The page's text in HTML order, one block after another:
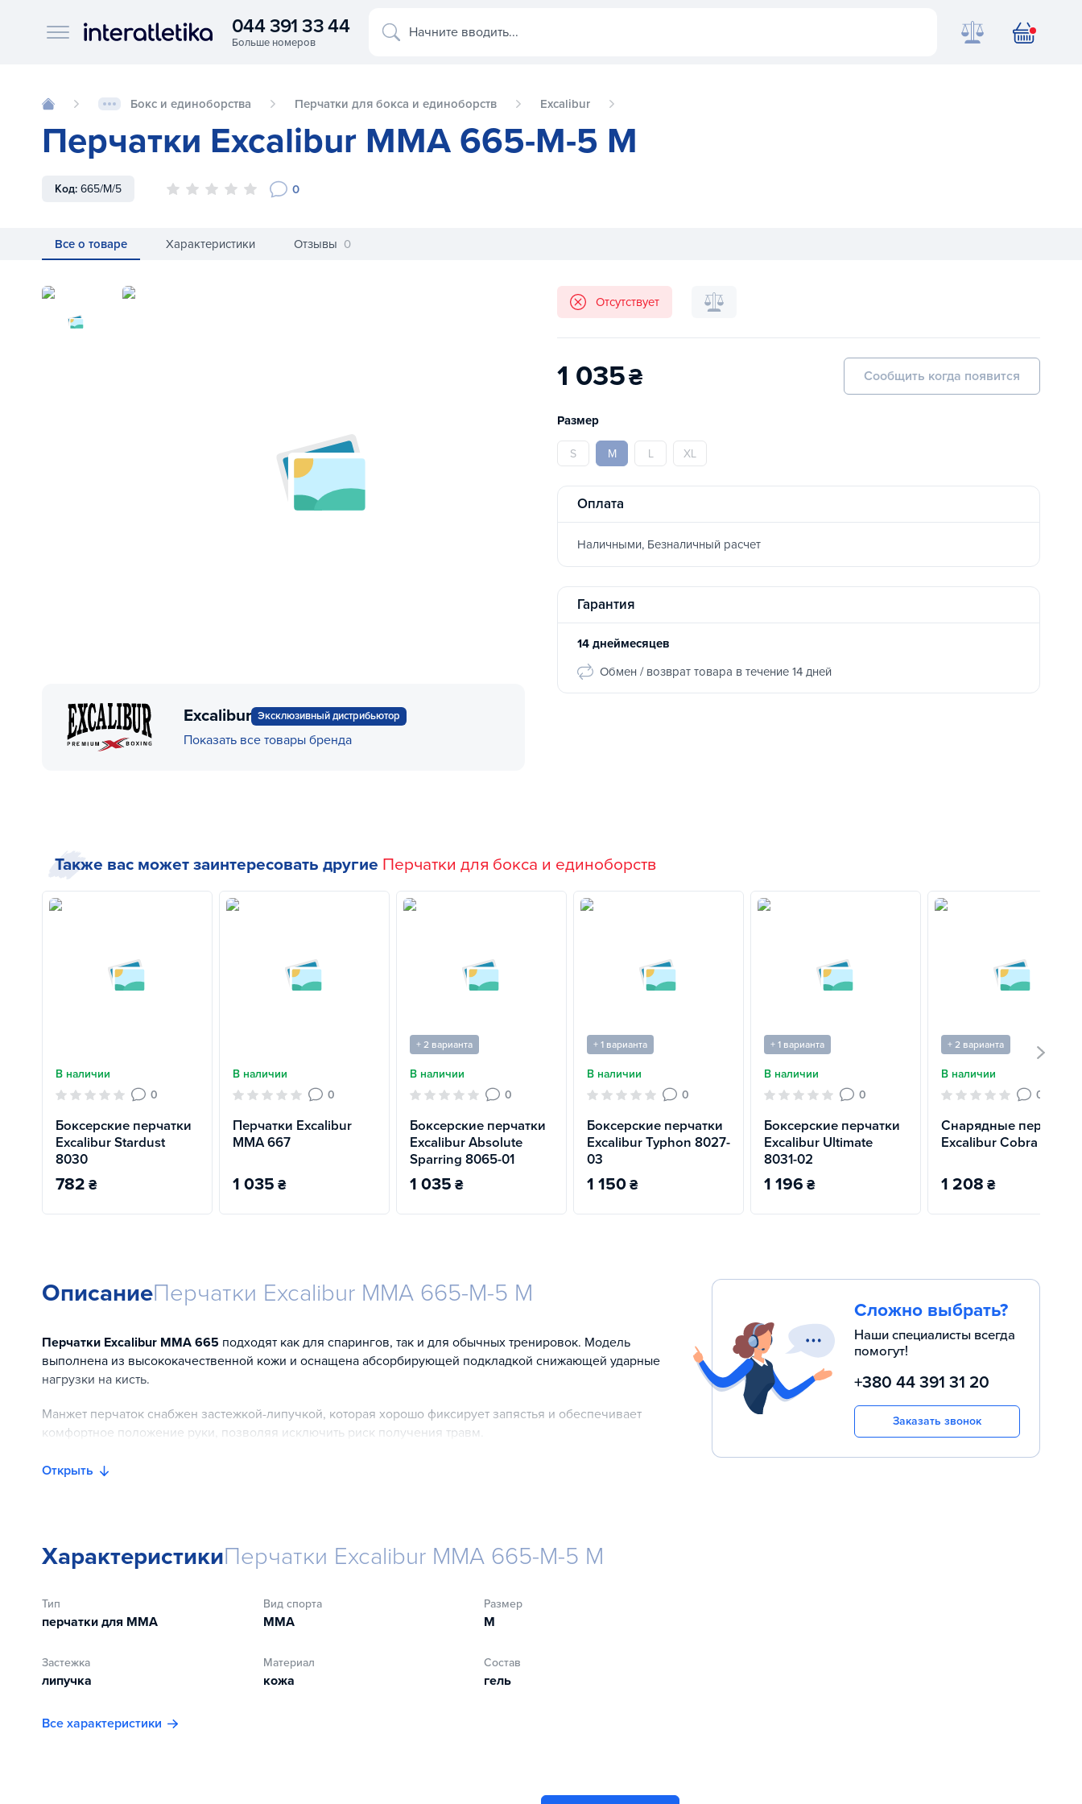
Interatletika logo
044 391 33 44 Начните вводить...
Бокс и единоборства Перчатки для бокса и единоборств Excalibur
Перчатки Excalibur MMA 665-M-5 M
Код: 665/M/5 0
Все о товаре Характеристики Отзывы 0
Перчатки Excalibur MMA 665-M-5 M
Excalibur Эксклюзивный дистрибьютор
Показать все товары бренда
Отсутствует
1 035₴ Сообщить когда появится
Размер
S M L XL
Оплата
Наличными, Безналичный расчет
Гарантия
14 днеймесяцев
Обмен / возврат товара в течение 14 дней
Также вас может заинтересовать другие Перчатки для бокса и единоборств
В наличии
0
Боксерские перчатки
Excalibur Stardust
8030
782 ₴
В наличии
0
Перчатки Excalibur
MMA 667
1 035 ₴
+ 2 варианта
В наличии
0
Боксерские перчатки
Excalibur Absolute
Sparring 8065-01
1 035 ₴
+ 1 варианта
В наличии
0
Боксерские перчатки
Excalibur Typhon 8027-
03
1 150₴
+ 1 варианта
В наличии
0
Боксерские перчатки
Excalibur Ultimate
8031-02
1 196 ₴
+ 2 варианта
В наличии
0
Снарядные перчатки
Excalibur Cobra 682
1 208 ₴
ОписаниеПерчатки Excalibur MMA 665-M-5 M
Перчатки Excalibur MMA 665 подходят как для спарингов, так и для обычных тренировок. Модель
выполнена из высококачественной кожи и оснащена абсорбирующей подкладкой снижающей ударные
нагрузки на кисть.
Манжет перчаток снабжен застежкой-липучкой, которая хорошо фиксирует запястья и обеспечивает
комфортное положение руки, позволяя исключить риск получения травм.
Открыть
ХарактеристикиПерчатки Excalibur MMA 665-M-5 M
Тип
перчатки для ММА
Вид спорта
MMA
Размер
M
Застежка
липучка
Материал
кожа
Состав
гель
Все характеристики
Сложно выбрать?
Наши специалисты всегда
помогут!
+380 44 391 31 20
Заказать звонок